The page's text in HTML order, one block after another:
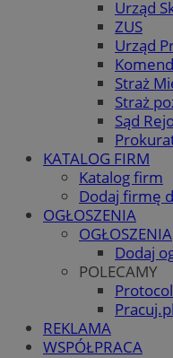
Urząd
ZUS
Urząd
Straż
Straż
Sąd
KATALOG FIRM
Katalog firm
Dodaj firmę
OGŁOSZENIA
OGŁOSZENIA
Dodaj
POLECAMY
REKLAMA
WSPÓŁPRACA